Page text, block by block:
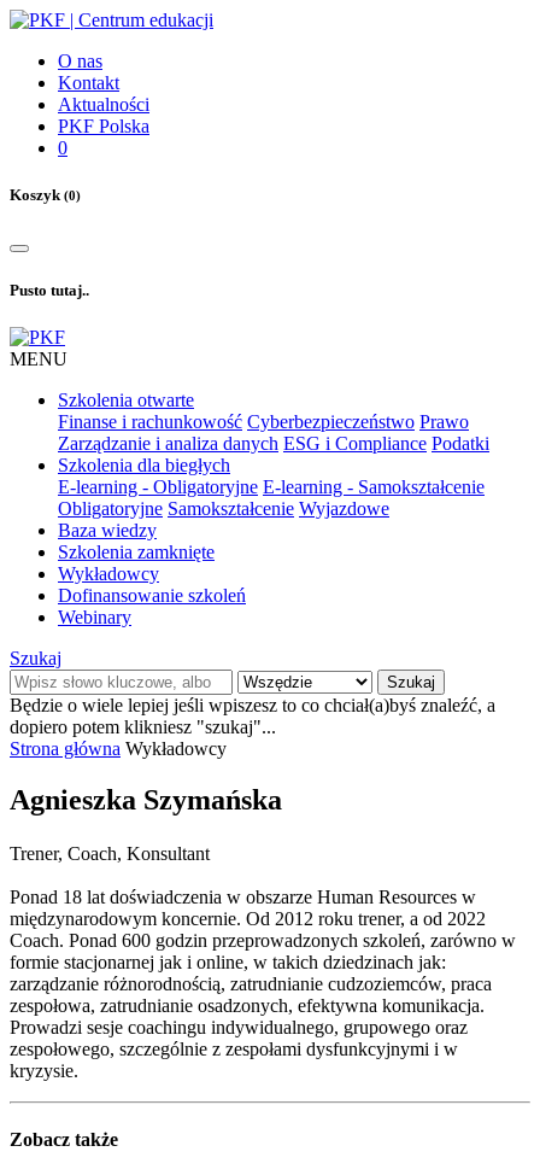
O nas
Kontakt
Aktualności
PKF Polska
0
Koszyk(0)
Pusto tutaj..
MENU
Szkolenia otwarte
Finanse i rachunkowość Cyberbezpieczeństwo Prawo
Zarządzanie i analiza danych ESG i Compliance Podatki
Szkolenia dla biegłych
E-learning - Obligatoryjne E-learning - Samokształcenie
Obligatoryjne Samokształcenie Wyjazdowe
Baza wiedzy
Szkolenia zamknięte
Wykładowcy
Dofinansowanie szkoleń
Webinary
Szukaj
Szukaj
Będzie o wiele lepiej jeśli wpiszesz to co chciał(a)byś znaleźć, a
dopiero potem klikniesz "szukaj"...
Strona główna Wykładowcy
Agnieszka Szymańska
Trener, Coach, Konsultant
Ponad 18 lat doświadczenia w obszarze Human Resources w
międzynarodowym koncernie. Od 2012 roku trener, a od 2022
Coach. Ponad 600 godzin przeprowadzonych szkoleń, zarówno w
formie stacjonarnej jak i online, w takich dziedzinach jak:
zarządzanie różnorodnością, zatrudnianie cudzoziemców, praca
zespołowa, zatrudnianie osadzonych, efektywna komunikacja.
Prowadzi sesje coachingu indywidualnego, grupowego oraz
zespołowego, szczególnie z zespołami dysfunkcyjnymi i w
kryzysie.
Zobacz także